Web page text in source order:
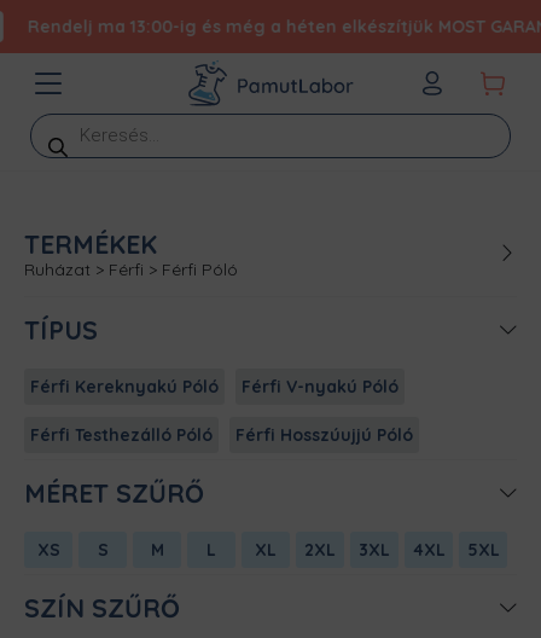
Rendelj ma 13:00-ig és még a héten elkészítjük MOST
Products
search
TERMÉKEK
Ruházat > Férfi > Férfi Póló
TÍPUS
Férfi Kereknyakú Póló Férfi V-nyakú Póló
Férfi Testhezálló Póló Férfi Hosszúujjú Póló
MÉRET SZŰRŐ
XS S M L XL 2XL 3XL 4XL 5XL
SZÍN SZŰRŐ